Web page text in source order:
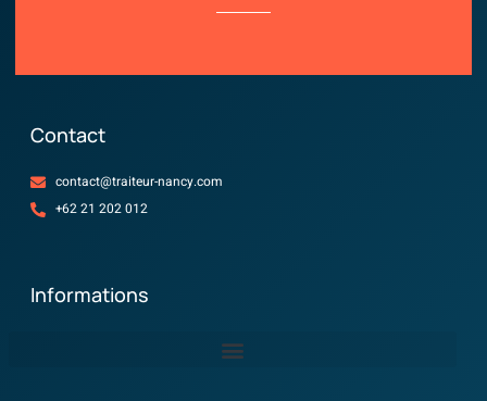
Contact
contact@traiteur-nancy.com
+62 21 202 012
Informations